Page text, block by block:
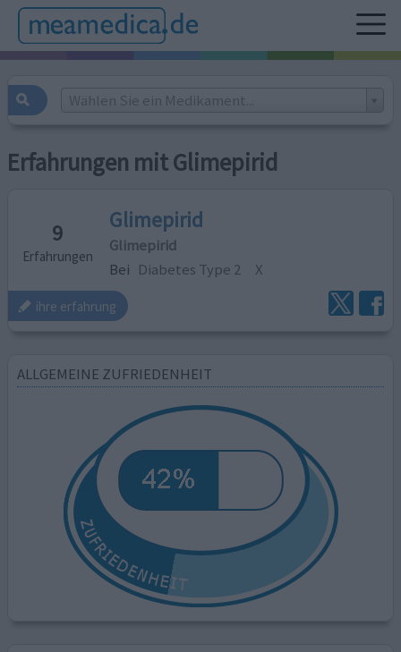
Wählen Sie ein Medikament...
Erfahrungen mit Glimepirid
9
Erfahrungen
Glimepirid
Glimepirid
Bei Diabetes Type 2 X
ihre erfahrung
ALLGEMEINE ZUFRIEDENHEIT